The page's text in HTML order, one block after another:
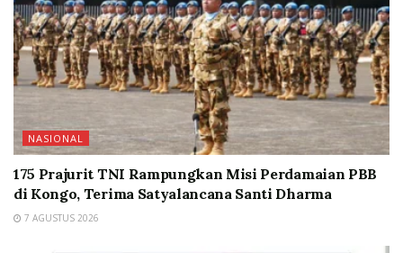
NASIONAL
175 Prajurit TNI Rampungkan Misi Perdamaian PBB
di Kongo, Terima Satyalancana Santi Dharma
7 AGUSTUS 2026